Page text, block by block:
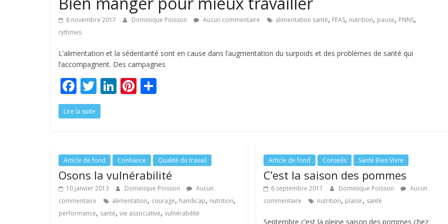
8 novembre 2017 Dominique Poisson Aucun commentaire alimentation santé, FFAS, nutrition, pause, PNNS,
rythmes
L’alimentation et la sédentarité sont en cause dans l’augmentation du surpoids et des problèmes de santé qui
l’accompagnent. Des campagnes
F
ac
e
o
o
k
T
w
itt
Li
dI
n
Pi
st er
Lire la suite
Article de fond Confiance Qualité du travail
Osons la vulnérabilité
10 janvier 2013 Dominique Poisson
Aucun
commentaire
alimentation, courage, handicap, nutrition,
performance, santé, vie associative, vulnérabilité
Article de fond Conseils Santé Bien Vivre
C’est la saison des pommes
6 septembre 2011 Dominique Poisson
Aucun
commentaire
nutrition, plaisir, santé
Septembre c’est la pleine saison des pommes chez